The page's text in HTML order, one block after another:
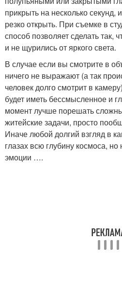
прикрыть на несколько
резко открыть. При съемке в
способ позволяет сделать так,
и не щурились от яркого света.
В случае если вы смотрите в
ничего не выражают (а так
человек долго смотрит в
будет иметь бессмысленное и
момент лучше порешать
житейские задачи, просто
Иначе любой долгий взгляд в
глазах всю глубину космоса, но
эмоции ….